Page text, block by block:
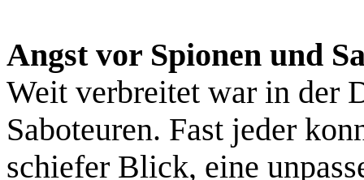
Angst vor Spionen und
Weit verbreitet war in der
Saboteuren. Fast jeder
schiefer Blick, eine